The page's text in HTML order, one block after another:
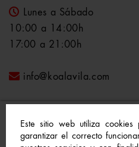
Este sitio web utiliza
garantizar el correcto
Lunes a Sábado
10:00 a 14:00h
17:00 a 21:00h
info@koalavila.com